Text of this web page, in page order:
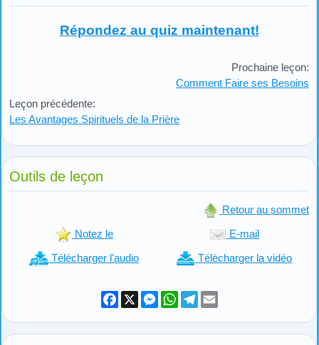
Répondez au quiz maintenant!
Leçon précédente:
Les Avantages Spirituels de la Prière
Prochaine leçon:
Comment Faire ses Besoins
Outils de leçon
Retour au sommet
Notez le E-mail
Télécharger l'audio Télécharger la vidéo
Facebook
X Messenger
WhatsApp
Telegram